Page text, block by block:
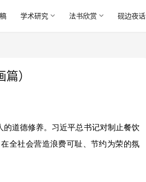
学术研究 法书欣赏 砚边夜话
）
道德修养。习近平总书记对制止餐饮
全社会营造浪费可耻、节约为荣的氛